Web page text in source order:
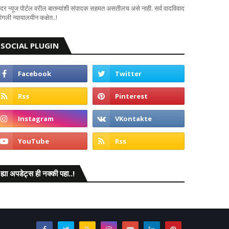
न्यूज पोर्टल वरील बातम्यांशी संपादक सहमत असतीलच असे नाही. सर्व वादविवाद
न्यायालयीन कक्षेत..!
SOCIAL PLUGIN
ह्या अपडेट्स ही नक्की पहा..!